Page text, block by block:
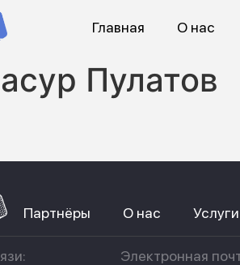
Главная О нас
Пулатов
Партнёры О нас Услуги
Электронная